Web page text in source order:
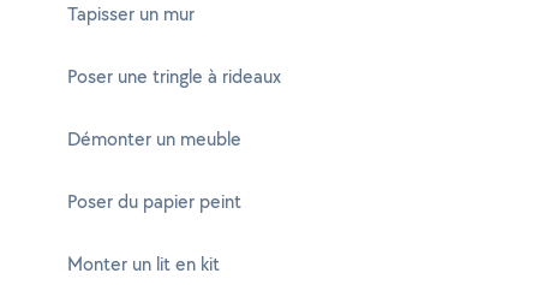
Tapisser un mur
Poser une tringle à rideaux
Démonter un meuble
Poser du papier peint
Monter un lit en kit